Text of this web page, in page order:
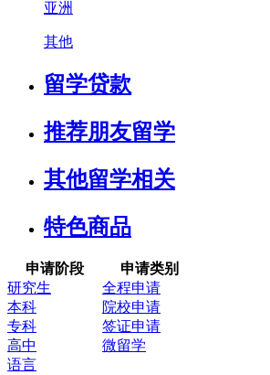
亚洲
其他
留学贷款
推荐朋友留学
其他留学相关
特色商品
申请阶段
申请类别
研究生
全程申请
本科
院校申请
专科
签证申请
高中
微留学
语言